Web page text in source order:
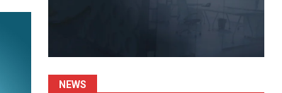
NEWS